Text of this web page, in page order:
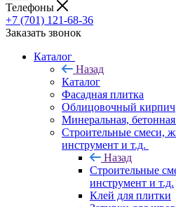
Телефоны
+7 (701) 121-68-36
Заказать звонок
Каталог
Назад
Каталог
Фасадная плитка
Облицовочный кирпич
Минеральная,
Строительные смеси,
инструмент и т.д.
Назад
Строительные
инструмент и т.д.
Клей для плитки